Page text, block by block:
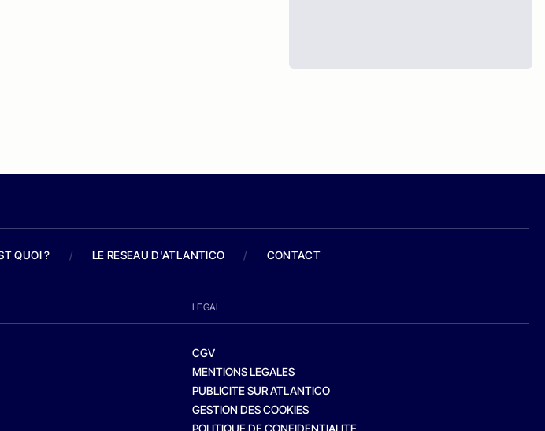
QUOI ? / LE RESEAU D'ATLANTICO / CONTACT
LEGAL
CGV
MENTIONS LEGALES
PUBLICITE SUR ATLANTICO
GESTION DES COOKIES
POLITIQUE DE CONFIDENTIALITE